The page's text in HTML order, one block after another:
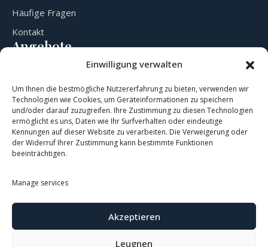
Einwilligung verwalten
Um Ihnen die bestmögliche Nutzererfahrung zu bieten, verwenden wir
Technologien wie Cookies, um Geräteinformationen zu speichern
und/oder darauf zuzugreifen. Ihre Zustimmung zu diesen Technologien
ermöglicht es uns, Daten wie Ihr Surfverhalten oder eindeutige
Kennungen auf dieser Website zu verarbeiten. Die Verweigerung oder
der Widerruf Ihrer Zustimmung kann bestimmte Funktionen
beeinträchtigen.
Manage services
Akzeptieren
Leugnen
Häufige Fragen
Kontakt
Angebote
/restaurant
Bowling
Kontaktieren Sie uns
Marktplatz 4, 3364 Neuhofen an der Ybbs Österreich
+43 660 1201212